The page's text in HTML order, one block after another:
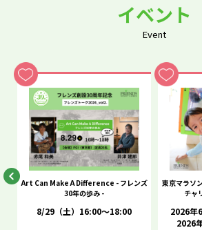
イベント
Event
Art Can Make A Difference - フレンズ
30年の歩み -
8/29（土）16:00～18:00
東京マラソ
チャ
2026年
2026